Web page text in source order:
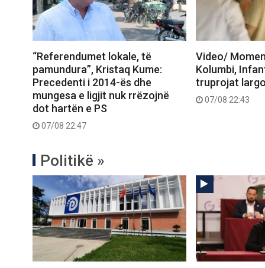
“Referendumet lokale, të
pamundura”, Kristaq Kume:
Precedenti i 2014-ës dhe
mungesa e ligjit nuk rrëzojnë
dot hartën e PS
07/08 22:47
Video/
Kolumbi,
truprojat
07/08 22:43
Politikë »